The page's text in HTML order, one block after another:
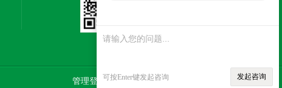
可按Enter键发起咨询 发起咨询
管理登陆技术支持：智慧城市网 SITEMAP.XML